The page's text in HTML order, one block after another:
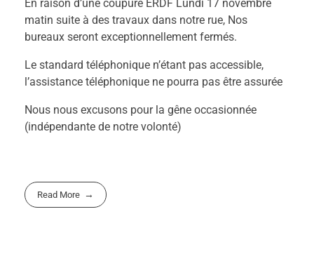
En raison d’une coupure ERDF Lundi 17 novembre
matin suite à des travaux dans notre rue, Nos
bureaux seront exceptionnellement fermés.
Le standard téléphonique n’étant pas accessible,
l’assistance téléphonique ne pourra pas être assurée
Nous nous excusons pour la gêne occasionnée
(indépendante de notre volonté)
Read More